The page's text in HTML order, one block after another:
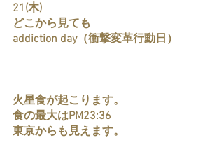
21(木)
どこから見ても
addiction day（衝撃変革行動日）
火星食が起こります。
食の最大はPM23:36
東京からも見えます。